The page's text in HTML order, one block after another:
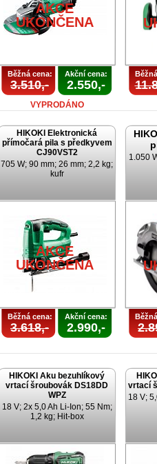
AKCE
UKONČENA
Běžná cena:
3.510,-
Akční cena:
2.550,-
VYPRODÁNO
HIKOKI Elektronická
přímočará pila s předkyvem
CJ90VST2
705 W; 90 mm; 26 mm; 2,2 kg;
kufr
AKCE
UKONČENA
Běžná cena:
3.618,-
Akční cena:
2.990,-
1.050
HIKOKI Aku bezuhlíkový
vrtací šroubovák DS18DD
WPZ
18 V; 2x 5,0 Ah Li-Ion; 55 Nm;
1,2 kg; Hit-box
vrtací
18 V;